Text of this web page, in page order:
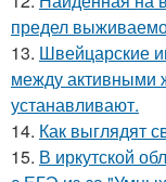
предел
13. Швейцарские
между активными
устанавливают.
14. Как выглядят
15. В иркутской